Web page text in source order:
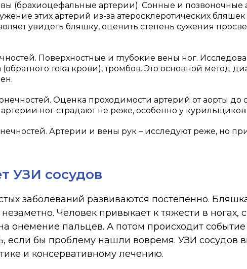
(брахиоцефальные артерии). Сонные и позвоночные
этих артерий из-за атеросклеротических
увидеть бляшку, оценить степень сужения
Поверхностные и глубокие вены ног.
тока крови), тромбов. Это основной метод
Оценка проходимости артерий от аорты до
ног страдают не реже, особенно у
Артерии и вены рук – исследуют реже, но
УЗИ сосудов
заболеваний развиваются постепенно.
Человек привыкает к тяжести в ногах,
онемение пальцев. А потом происходит событие
если бы проблему нашли вовремя. УЗИ сосудов
и консервативному лечению.